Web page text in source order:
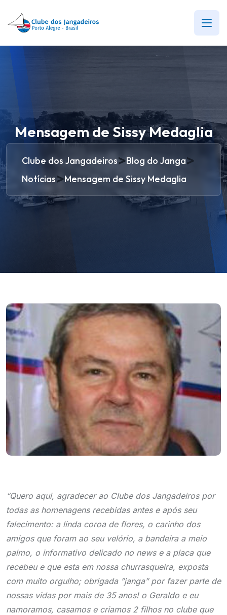
Mensagem de Sissy Medaglia
Clube dos Jangadeiros>Blog do Janga>
Notícias>Mensagem de Sissy Medaglia
“Quero aqui, agradecer ao Clube dos Jangadeiros por
todas as homenagens recebidas antes e após seu
falecimento: a linda coroa de flores, o carinho dos
amigos que foram ao seu velório, a bandeira a meio
palmo, o informativo delicado no news e a placa que
recebeu e que esta em nossa churrasqueira, exposta
com muito orgulho; obrigada ”janga” por fazer parte de
nossas vidas por mais de 35 anos! o Geraldo e eu
namoramos, casamos e criamos 2 filhos no clube que